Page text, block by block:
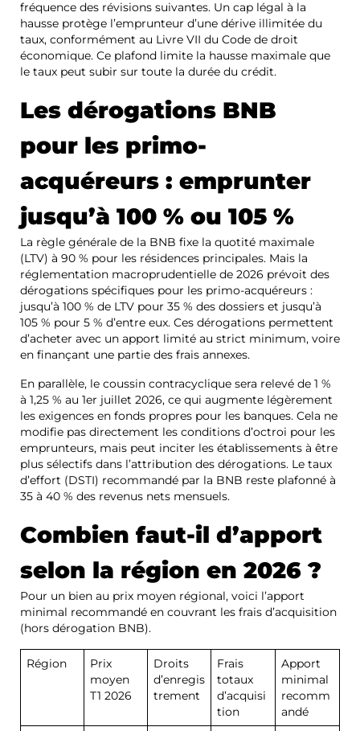
fréquence des révisions suivantes. Un cap légal à la
hausse protège l’emprunteur d’une dérive illimitée du
taux, conformément au Livre VII du Code de droit
économique. Ce plafond limite la hausse maximale que
le taux peut subir sur toute la durée du crédit.
Les dérogations BNB
pour les primo-
acquéreurs : emprunter
jusqu’à 100 % ou 105 %
La règle générale de la BNB fixe la quotité maximale
(LTV) à 90 % pour les résidences principales. Mais la
réglementation macroprudentielle de 2026 prévoit des
dérogations spécifiques pour les primo-acquéreurs :
jusqu’à 100 % de LTV pour 35 % des dossiers et jusqu’à
105 % pour 5 % d’entre eux. Ces dérogations permettent
d’acheter avec un apport limité au strict minimum, voire
en finançant une partie des frais annexes.
En parallèle, le coussin contracyclique sera relevé de 1 %
à 1,25 % au 1er juillet 2026, ce qui augmente légèrement
les exigences en fonds propres pour les banques. Cela ne
modifie pas directement les conditions d’octroi pour les
emprunteurs, mais peut inciter les établissements à être
plus sélectifs dans l’attribution des dérogations. Le taux
d’effort (DSTI) recommandé par la BNB reste plafonné à
35 à 40 % des revenus nets mensuels.
Combien faut-il d’apport
selon la région en 2026 ?
Pour un bien au prix moyen régional, voici l’apport
minimal recommandé en couvrant les frais d’acquisition
(hors dérogation BNB).
Région
Prix
moyen
T1 2026
Droits
d’enregis
trement
Frais
totaux
d’acquisi
tion
Apport
minimal
recomm
andé